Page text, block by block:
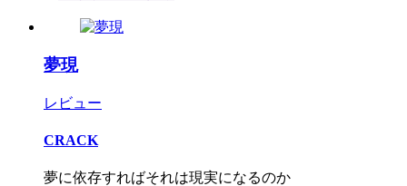
夢現
レビュー
CRACK
夢に依存すればそれは現実になるのか